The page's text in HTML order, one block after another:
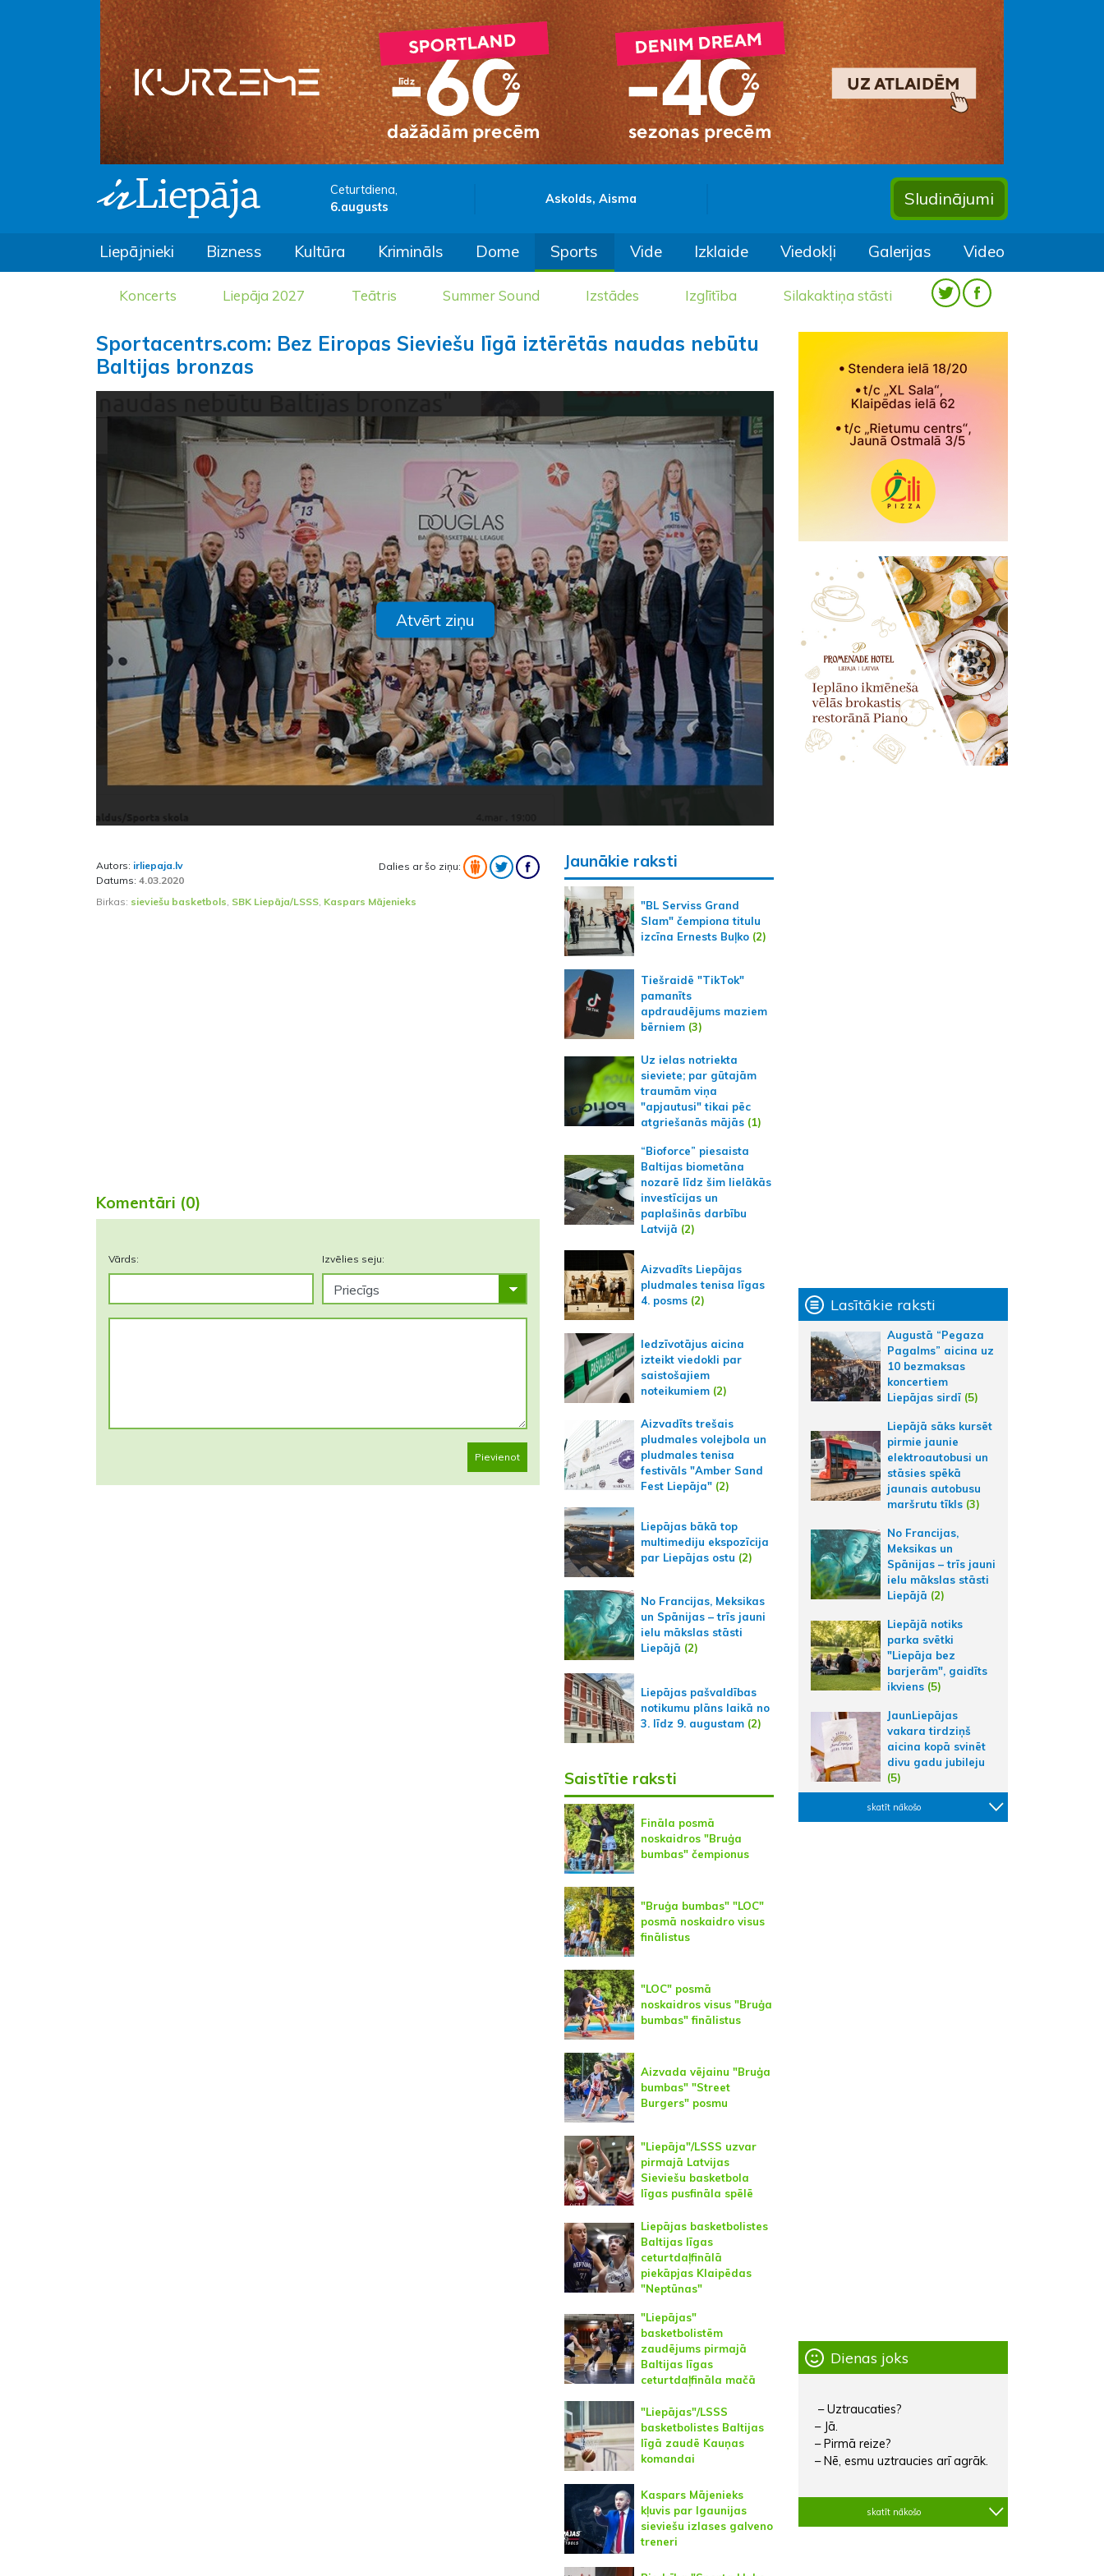
Ceturtdiena,
6.augusts
Askolds, Aisma Sludinājumi
Liepājnieki Bizness Kultūra Krimināls Dome Sports Vide Izklaide Viedokļi Galerijas Video
Koncerts Liepāja 2027 Teātris Summer Sound Izstādes Izglītība Silakaktiņa stāsti
Sportacentrs.com: Bez Eiropas Sieviešu līgā iztērētās naudas nebūtu
Baltijas bronzas
Atvērt ziņu
Autors: irliepaja.lv
Datums: 4.03.2020
Dalies ar šo ziņu:
Birkas: sieviešu basketbols SBK Liepāja/LSSS Kaspars Mājenieks
Komentāri (0)
Vārds: Izvēlies seju:
Pievienot
Jaunākie raksti
"BL Serviss Grand
Slam" čempiona titulu
izcīna Ernests Buļko(2)
Tiešraidē "TikTok"
pamanīts
apdraudējums maziem
bērniem(3)
Uz ielas notriekta
sieviete; par gūtajām
traumām viņa
"apjautusi" tikai pēc
atgriešanās mājās(1)
“Bioforce” piesaista
Baltijas biometāna
nozarē līdz šim lielākās
investīcijas un
paplašinās darbību
Latvijā (2)
Aizvadīts Liepājas
pludmales tenisa līgas
4. posms(2)
Iedzīvotājus aicina
izteikt viedokli par
saistošajiem
noteikumiem (2)
Aizvadīts trešais
pludmales volejbola un
pludmales tenisa
festivāls "Amber Sand
Fest Liepāja"(2)
Liepājas bākā top
multimediju ekspozīcija
par Liepājas ostu (2)
No Francijas, Meksikas
un Spānijas – trīs jauni
ielu mākslas stāsti
Liepājā (2)
Liepājas pašvaldības
notikumu plāns laikā no
3. līdz 9. augustam(2)
Saistītie raksti
Fināla posmā
noskaidros "Bruģa
bumbas" čempionus
"Bruģa bumbas" "LOC"
posmā noskaidro visus
finālistus
"LOC" posmā
noskaidros visus "Bruģa
bumbas" finālistus
Aizvada vējainu "Bruģa
bumbas" "Street
Burgers" posmu
"Liepāja"/LSSS uzvar
pirmajā Latvijas
Sieviešu basketbola
līgas pusfināla spēlē
Liepājas basketbolistes
Baltijas līgas
ceturtdaļfinālā
piekāpjas Klaipēdas
"Neptūnas"
"Liepājas"
basketbolistēm
zaudējums pirmajā
Baltijas līgas
ceturtdaļfināla mačā
"Liepājas"/LSSS
basketbolistes Baltijas
līgā zaudē Kauņas
komandai
Kaspars Mājenieks
kļuvis par Igaunijas
sieviešu izlases galveno
treneri
Lasītākie raksti
Augustā “Pegaza
Pagalms” aicina uz
10 bezmaksas
koncertiem
Liepājas sirdī (5)
Liepājā sāks kursēt
pirmie jaunie
elektroautobusi un
stāsies spēkā
jaunais autobusu
maršrutu tīkls (3)
No Francijas,
Meksikas un
Spānijas – trīs jauni
ielu mākslas stāsti
Liepājā (2)
Liepājā notiks
parka svētki
"Liepāja bez
barjerām", gaidīts
ikviens (5)
JaunLiepājas
vakara tirdziņš
aicina kopā svinēt
divu gadu jubileju
(5)
skatīt nākošo
Dienas joks
– Uztraucaties?
– Jā.
– Pirmā reize?
– Nē, esmu uztraucies arī agrāk.
skatīt nākošo